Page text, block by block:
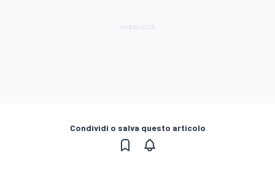
Condividi o salva questo articolo